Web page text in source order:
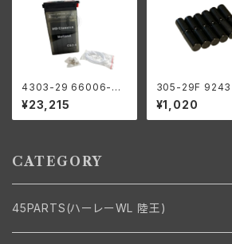
4303-29 66006-29
バッテリー 6V プラスチ
ック 1929-64年 98x1
12x215mm
¥23,215
305-29F 9243
ラー 右側 コンロ
+0004 オーバ
12個入り ハーレ
¥1,020
CATEGORY
45PARTS(ハーレーWL 陸王)